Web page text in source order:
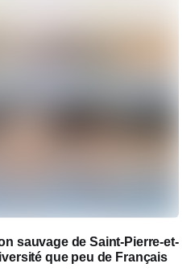
sauvage de Saint-Pierre-et-
que peu de Français